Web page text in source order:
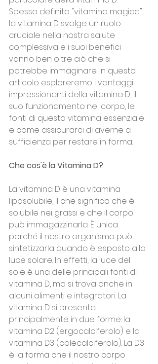
Spesso definita "vitamina magica",
la vitamina D svolge un ruolo
cruciale nella nostra salute
complessiva e i suoi benefici
vanno ben oltre ciò che si
potrebbe immaginare. In questo
articolo esploreremo i vantaggi
impressionanti della vitamina D, il
suo funzionamento nel corpo, le
fonti di questa vitamina essenziale
e come assicurarci di averne a
sufficienza per restare in forma.
Che cos'è la Vitamina D?
La vitamina D è una vitamina
liposolubile, il che significa che è
solubile nei grassi e che il corpo
può immagazzinarla. È unica
perché il nostro organismo può
sintetizzarla quando è esposto alla
luce solare. In effetti, la luce del
sole è una delle principali fonti di
vitamina D, ma si trova anche in
alcuni alimenti e integratori. La
vitamina D si presenta
principalmente in due forme: la
vitamina D2 (ergocalciferolo) e la
vitamina D3 (colecalciferolo). La D3
è la forma che il nostro corpo